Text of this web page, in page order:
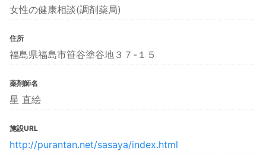
女性の健康相談(調剤薬局)
住所
福島県福島市笹谷塗谷地３７-１５
薬剤師名
星 直絵
施設URL
http://purantan.net/sasaya/index.html